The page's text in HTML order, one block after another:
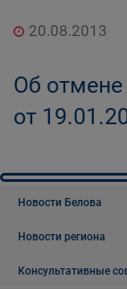
20.08.2013
Об
от
Новости Белова
Новости региона
Консультативные